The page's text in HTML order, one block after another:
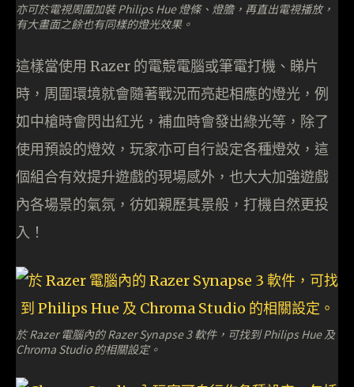
亦可於電視周圍加裝 Philips Hue 燈條、燈膽，再直出電視播放，
有大畫面之餘也有同樣的燈光效果。
這樣當使用 Razer 的電競電腦或筆電打機、睇片
時，周圍環境就會隨著戰況而亮起相應的燈光，例
如中槍時會閃出紅光，補血時會發出綠光等，除了
使用預設的燈效，玩家亦可自行設定各種燈效，這
個組合有效提升遊戲的現場感外，也大大加強遊戲
內各場景的氣氛，彷如親歷其景般，打機自然更投
入！
於 Razer 電腦內的 Razer Synapse 3 軟件，可找到 Philips Hue 及
Chroma Studio 的相關設定。